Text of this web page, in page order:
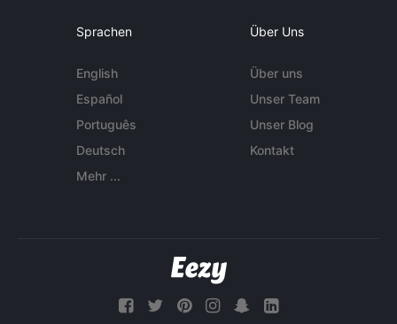
Sprachen
English
Español
Português
Deutsch
Mehr ...
Über Uns
Über uns
Unser Team
Unser Blog
Kontakt